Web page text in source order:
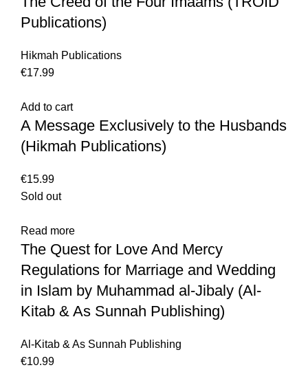
Publications)
Hikmah Publications
€
Add to cart
A Message Exclusively to the Husbands
(Hikmah Publications)
€
Sold out
Read more
The Quest for Love And Mercy
Regulations for Marriage and Wedding
in Islam by Muhammad al-Jibaly (Al-
Kitab & As Sunnah Publishing)
Al-Kitab & As Sunnah Publishing
€